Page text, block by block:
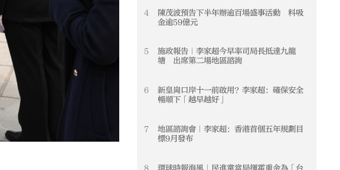
4
陳茂波預告下半年辦逾百場盛事活動 料吸
金逾59億元
5
施政報告｜李家超今早率司局長抵達九龍
塘 出席第二場地區諮詢
6
新皇崗口岸十一前啟用？李家超：確保安全
暢順下「越早越好」
7
地區諮詢會｜李家超：香港首個五年規劃目
標9月發布